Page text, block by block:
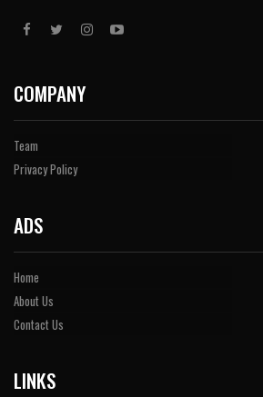
COMPANY
Team
Privacy Policy
ADS
Home
About Us
Contact Us
LINKS